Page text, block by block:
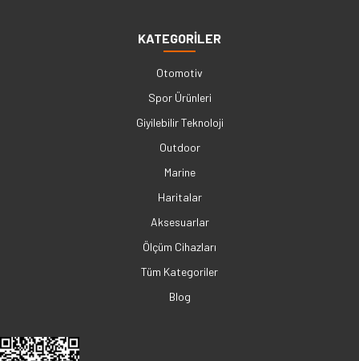
KATEGORİLER
Otomotiv
Spor Ürünleri
Giyilebilir Teknoloji
Outdoor
Marine
Haritalar
Aksesuarlar
Ölçüm Cihazları
Tüm Kategoriler
Blog